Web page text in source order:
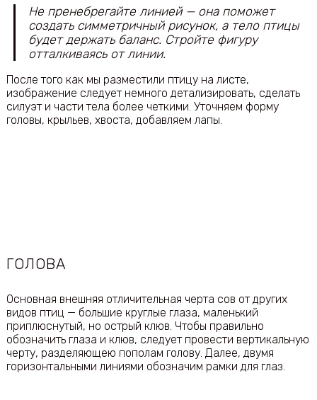
Не пренебрегайте линией — она поможет
создать симметричный рисунок, а тело птицы
будет держать баланс. Стройте фигуру
отталкиваясь от линии.
После того как мы разместили птицу на листе,
изображение следует немного детализировать, сделать
силуэт и части тела более четкими. Уточняем форму
головы, крыльев, хвоста, добавляем лапы.
ГОЛОВА
Основная внешняя отличительная черта сов от других
видов птиц — большие круглые глаза, маленький
приплюснутый, но острый клюв. Чтобы правильно
обозначить глаза и клюв, следует провести вертикальную
черту, разделяющею пополам голову. Далее, двумя
горизонтальными линиями обозначим рамки для глаз.